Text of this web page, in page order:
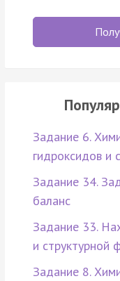
Задание 6.
гидроксидов и
Задание 34.
баланс
Задание 33.
и структурной
Задание 8.